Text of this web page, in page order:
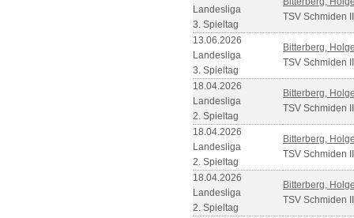
Landesliga
3. Spieltag
TSV Schmiden II
13.06.2026
Landesliga
3. Spieltag
Bitterberg,
TSV Schmiden II
18.04.2026
Landesliga
2. Spieltag
Bitterberg,
TSV Schmiden II
18.04.2026
Landesliga
2. Spieltag
Bitterberg,
TSV Schmiden II
18.04.2026
Landesliga
2. Spieltag
Bitterberg,
TSV Schmiden II